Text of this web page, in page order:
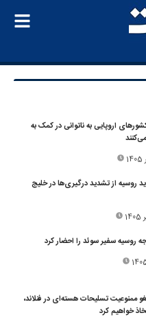
اروپایی به ناتوانی در کمک به
روسیه از تشدید درگیری‌ها در خلیج
روسیه سفیر سوئد را احضار کرد
ممنوعیت تسلیحات هسته‌ای در فنلاند،
خواهیم کرد